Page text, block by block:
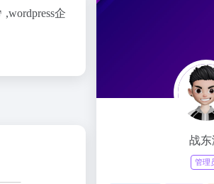
,wordpress企
战东
管理